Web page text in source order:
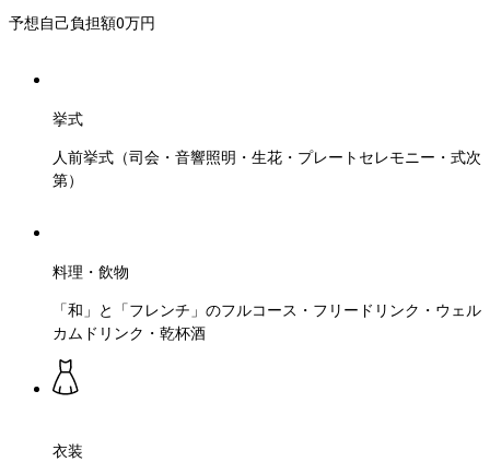
予想自己負担額0万円
挙式
人前挙式（司会・音響照明・生花・プレートセレモニー・式次
第）
料理・飲物
「和」と「フレンチ」のフルコース・フリードリンク・ウェル
カムドリンク・乾杯酒
衣装